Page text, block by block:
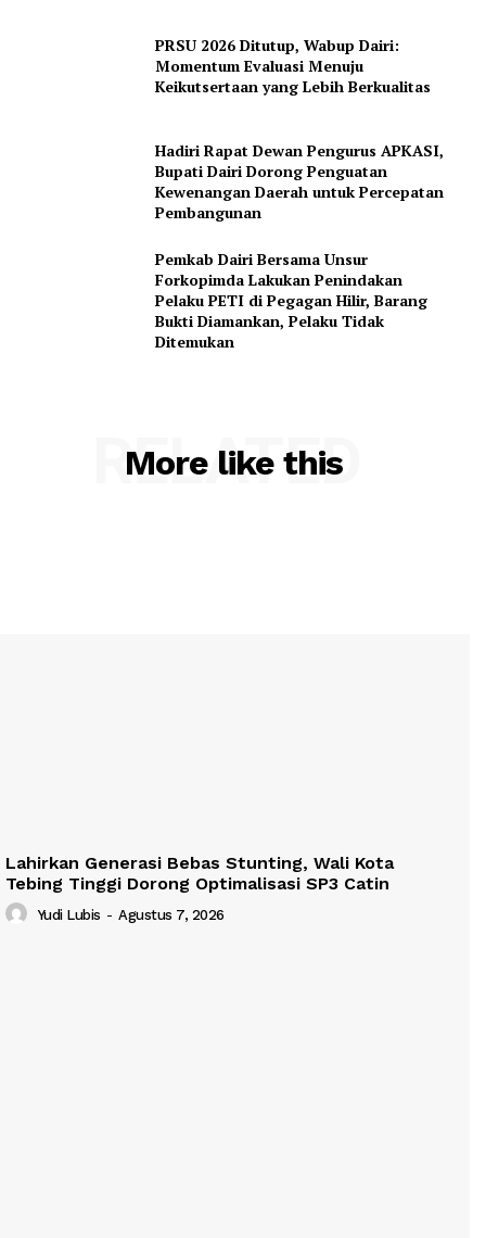
PRSU 2026 Ditutup, Wabup Dairi:
Momentum Evaluasi Menuju
Keikutsertaan yang Lebih Berkualitas
Hadiri Rapat Dewan Pengurus APKASI,
Bupati Dairi Dorong Penguatan
Kewenangan Daerah untuk Percepatan
Pembangunan
Pemkab Dairi Bersama Unsur
Forkopimda Lakukan Penindakan
Pelaku PETI di Pegagan Hilir, Barang
Bukti Diamankan, Pelaku Tidak
Ditemukan
More like this
RELATED
Lahirkan Generasi Bebas Stunting, Wali Kota
Tebing Tinggi Dorong Optimalisasi SP3 Catin
Yudi Lubis - Agustus 7, 2026